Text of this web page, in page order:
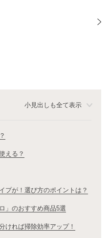
小見出しも全て表示
える？
プが！選び方のポイントは？
」のおすすめ商品5選
ければ掃除効率アップ！